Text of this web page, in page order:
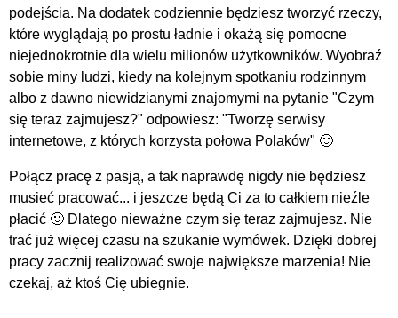
podejścia. Na dodatek codziennie będziesz tworzyć rzeczy,
które wyglądają po prostu ładnie i okażą się pomocne
niejednokrotnie dla wielu milionów użytkowników. Wyobraź
sobie miny ludzi, kiedy na kolejnym spotkaniu rodzinnym
albo z dawno niewidzianymi znajomymi na pytanie "Czym
się teraz zajmujesz?" odpowiesz: "Tworzę serwisy
internetowe, z których korzysta połowa Polaków" 🙂
Połącz pracę z pasją, a tak naprawdę nigdy nie będziesz
musieć pracować... i jeszcze będą Ci za to całkiem nieźle
płacić 🙂 Dlatego nieważne czym się teraz zajmujesz. Nie
trać już więcej czasu na szukanie wymówek. Dzięki dobrej
pracy zacznij realizować swoje największe marzenia! Nie
czekaj, aż ktoś Cię ubiegnie.